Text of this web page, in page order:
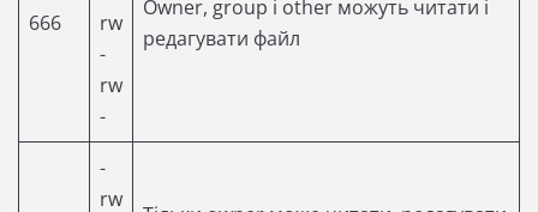
666
rw
-
rw
-
Owner, group і other можуть читати і
редагувати файл
-
rw